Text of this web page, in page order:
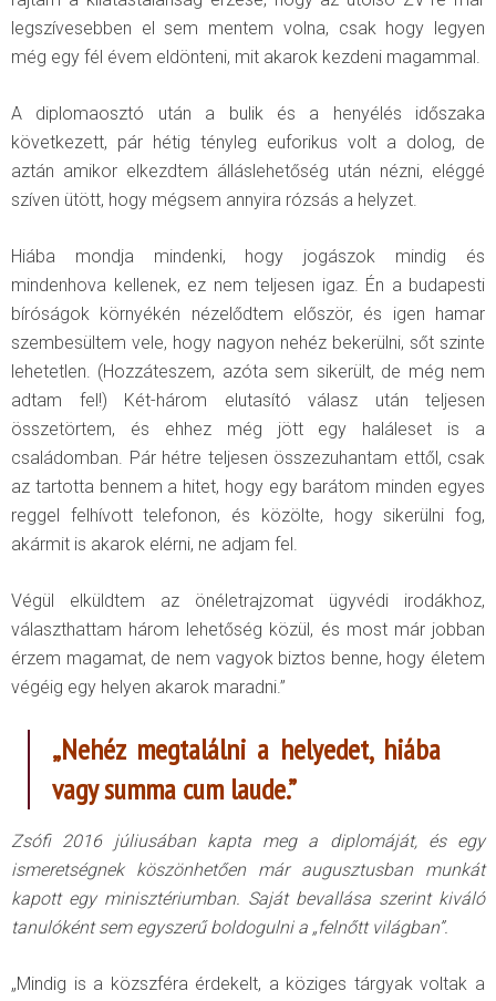
legszívesebben el sem mentem volna, csak hogy legyen
még egy fél évem eldönteni, mit akarok kezdeni magammal.
A diplomaosztó után a bulik és a henyélés időszaka
következett, pár hétig tényleg euforikus volt a dolog, de
aztán amikor elkezdtem álláslehetőség után nézni, eléggé
szíven ütött, hogy mégsem annyira rózsás a helyzet.
Hiába mondja mindenki, hogy jogászok mindig és
mindenhova kellenek, ez nem teljesen igaz. Én a budapesti
bíróságok környékén nézelődtem először, és igen hamar
szembesültem vele, hogy nagyon nehéz bekerülni, sőt szinte
lehetetlen. (Hozzáteszem, azóta sem sikerült, de még nem
adtam fel!) Két-három elutasító válasz után teljesen
összetörtem, és ehhez még jött egy haláleset is a
családomban. Pár hétre teljesen összezuhantam ettől, csak
az tartotta bennem a hitet, hogy egy barátom minden egyes
reggel felhívott telefonon, és közölte, hogy sikerülni fog,
akármit is akarok elérni, ne adjam fel.
Végül elküldtem az önéletrajzomat ügyvédi irodákhoz,
választhattam három lehetőség közül, és most már jobban
érzem magamat, de nem vagyok biztos benne, hogy életem
végéig egy helyen akarok maradni.”
„Nehéz megtalálni a helyedet, hiába
vagy summa cum laude.”
Zsófi 2016 júliusában kapta meg a diplomáját, és egy
ismeretségnek köszönhetően már augusztusban munkát
kapott egy minisztériumban. Saját bevallása szerint kiváló
tanulóként sem egyszerű boldogulni a „felnőtt világban”.
„Mindig is a közszféra érdekelt, a köziges tárgyak voltak a